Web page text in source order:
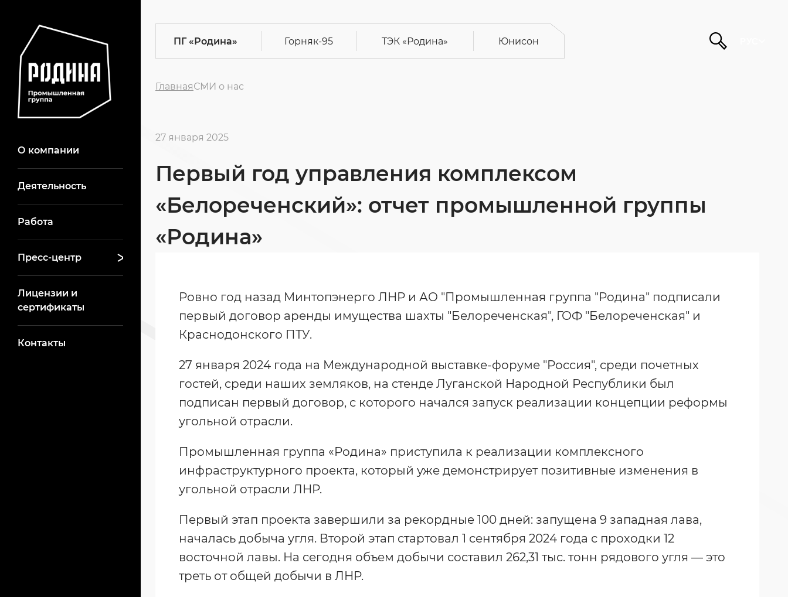
О компании
Деятельность
Работа
Пресс-центр
Лицензии и
сертификаты
Контакты
ПГ «Родина» Горняк-95 ТЭК «Родина» Юнисон
ГлавнаяСМИ о нас
27 января 2025
Первый год управления комплексом
«Белореченский»: отчет промышленной группы
«Родина»
Ровно год назад Минтопэнерго ЛНР и АО "Промышленная группа "Родина" подписали
первый договор аренды имущества шахты "Белореченская", ГОФ "Белореченская" и
Краснодонского ПТУ.
27 января 2024 года на Международной выставке-форуме "Россия", среди почетных
гостей, среди наших земляков, на стенде Луганской Народной Республики был
подписан первый договор, с которого начался запуск реализации концепции реформы
угольной отрасли.
Промышленная группа «Родина» приступила к реализации комплексного
инфраструктурного проекта, который уже демонстрирует позитивные изменения в
угольной отрасли ЛНР.
Первый этап проекта завершили за рекордные 100 дней: запущена 9 западная лава,
началась добыча угля. Второй этап стартовал 1 сентября 2024 года с проходки 12
восточной лавы. На сегодня объем добычи составил 262,31 тыс. тонн рядового угля — это
треть от общей добычи в ЛНР.